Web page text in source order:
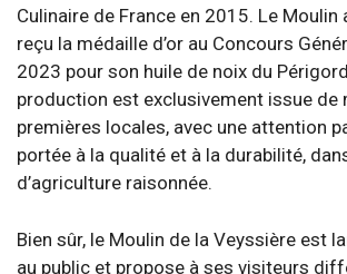
Culinaire de France en 2015. Le Moulin
reçu la médaille d’or au Concours
2023 pour son huile de noix du Périgord
production est exclusivement issue de
premières locales, avec une attention
portée à la qualité et à la durabilité,
d’agriculture raisonnée.
Bien sûr, le Moulin de la Veyssière est
au public et propose à ses visiteurs